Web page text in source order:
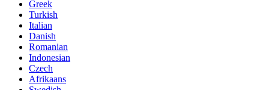
Greek
Turkish
Italian
Danish
Romanian
Indonesian
Czech
Afrikaans